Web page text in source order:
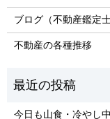
ブログ（不動産鑑定
不動産の各種推移
今日も山食・冷やし